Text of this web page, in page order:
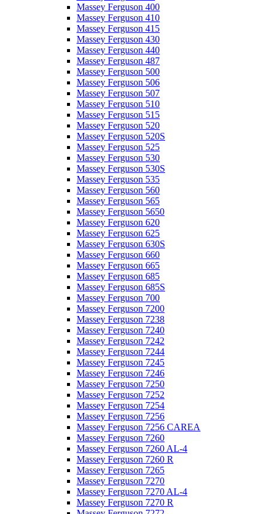
Massey Ferguson 400
Massey Ferguson 410
Massey Ferguson 415
Massey Ferguson 430
Massey Ferguson 440
Massey Ferguson 487
Massey Ferguson 500
Massey Ferguson 506
Massey Ferguson 507
Massey Ferguson 510
Massey Ferguson 515
Massey Ferguson 520
Massey Ferguson 520S
Massey Ferguson 525
Massey Ferguson 530
Massey Ferguson 530S
Massey Ferguson 535
Massey Ferguson 560
Massey Ferguson 565
Massey Ferguson 5650
Massey Ferguson 620
Massey Ferguson 625
Massey Ferguson 630S
Massey Ferguson 660
Massey Ferguson 665
Massey Ferguson 685
Massey Ferguson 685S
Massey Ferguson 700
Massey Ferguson 7200
Massey Ferguson 7238
Massey Ferguson 7240
Massey Ferguson 7242
Massey Ferguson 7244
Massey Ferguson 7245
Massey Ferguson 7246
Massey Ferguson 7250
Massey Ferguson 7252
Massey Ferguson 7254
Massey Ferguson 7256
Massey Ferguson 7256 CAREA
Massey Ferguson 7260
Massey Ferguson 7260 AL-4
Massey Ferguson 7260 R
Massey Ferguson 7265
Massey Ferguson 7270
Massey Ferguson 7270 AL-4
Massey Ferguson 7270 R